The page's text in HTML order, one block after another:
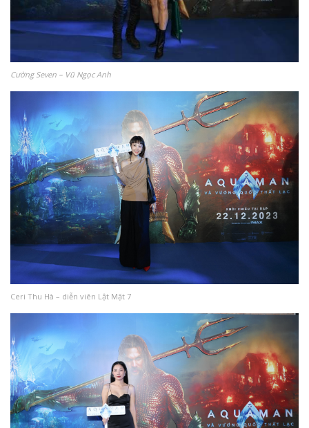
Cường Seven – Vũ Ngọc Anh
Ceri Thu Hà – diễn viên Lật Mặt 7